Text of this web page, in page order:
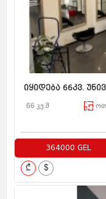
იყიდება 66კვ.
66 კვ.მ
364000 GEL
₾ $